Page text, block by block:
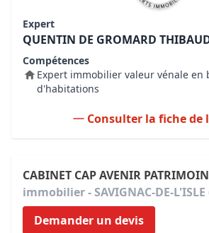
Expert
QUENTIN DE GROMARD
Compétences
Expert immobilier valeur vénale en
d'habitations
Consulter la fiche de
CABINET CAP AVENIR
immobilier - SAVIGNAC-DE-L'ISLE
Demander un devis